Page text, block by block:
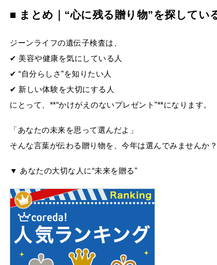
■ まとめ｜“心に残る贈り物”を探してい
ジーンライフの遺伝子検査は、
✔ 美容や健康を気にしている人
✔ “自分らしさ”を知りたい人
✔ 新しい体験を大切にする人
にとって、**“かけがえのないプレゼント”**になります。
「あなたの未来を思って選んだよ」
そんな言葉が伝わる贈り物を、今年は選んでみませんか？
▼ あなたの大切な人に“未来を贈る”